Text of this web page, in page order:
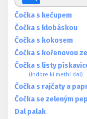
Čočka s kečupem
Čočka s klobáskou
Čočka s kokosem
Čočka s kořenovou
Čočka s listy
(Indore ki methi dal)
Čočka s rajčaty a
Čočka se zeleným
Dal palak